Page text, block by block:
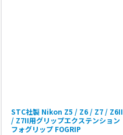
STC社製 Nikon Z5 / Z6 / Z7 / Z6II
/ Z7II用グリップエクステンション
フォグリップ FOGRIP